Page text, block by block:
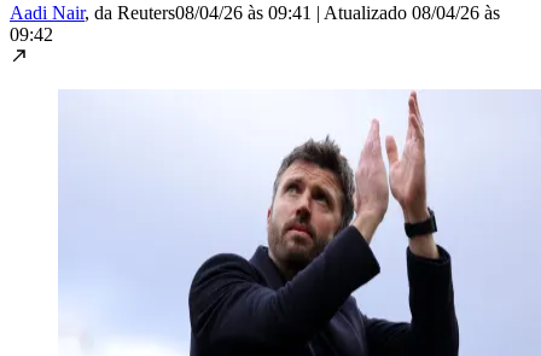
Aadi Nair, da Reuters08/04/26 às 09:41 | Atualizado 08/04/26 às
09:42